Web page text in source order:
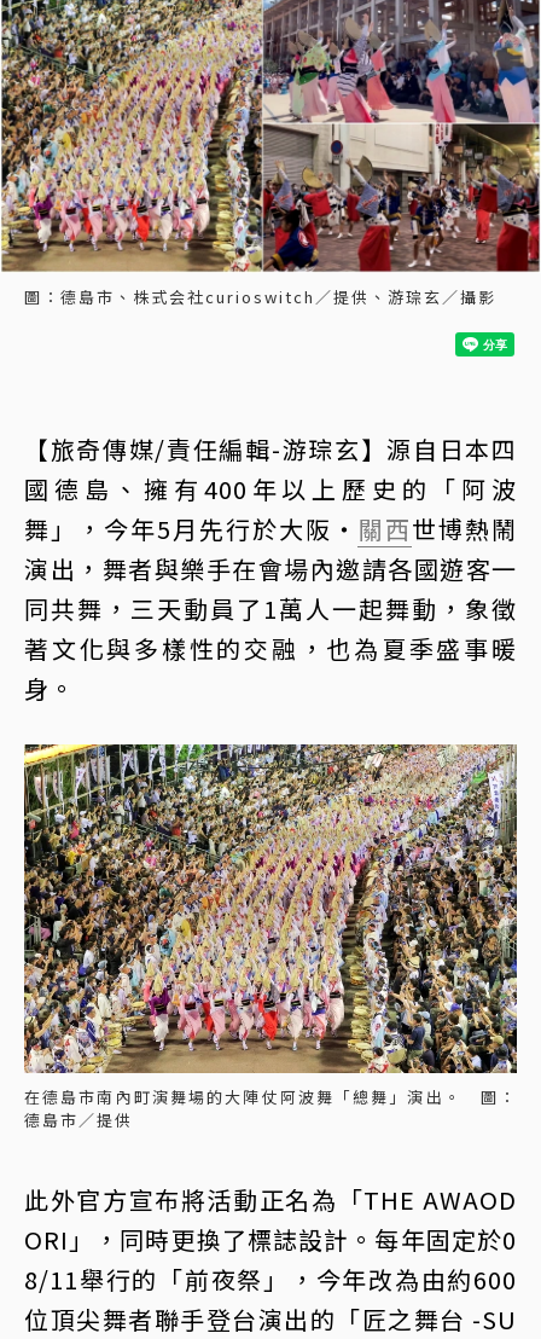
圖：德島市、株式会社curioswitch／提供、游琮玄／攝影
【旅奇傳媒/責任編輯-游琮玄】源自日本四
國德島、擁有400年以上歷史的「阿波
舞」，今年5月先行於大阪‧ 關西世博熱鬧
演出，舞者與樂手在會場內邀請各國遊客一
同共舞，三天動員了1萬人一起舞動，象徵
著文化與多樣性的交融，也為夏季盛事暖
身。
在德島市南內町演舞場的大陣仗阿波舞「總舞」演出。 圖：
德島市／提供
此外官方宣布將活動正名為「THE AWAOD
ORI」，同時更換了標誌設計。每年固定於0
8/11舉行的「前夜祭」，今年改為由約600
位頂尖舞者聯手登台演出的「匠之舞台 -SU